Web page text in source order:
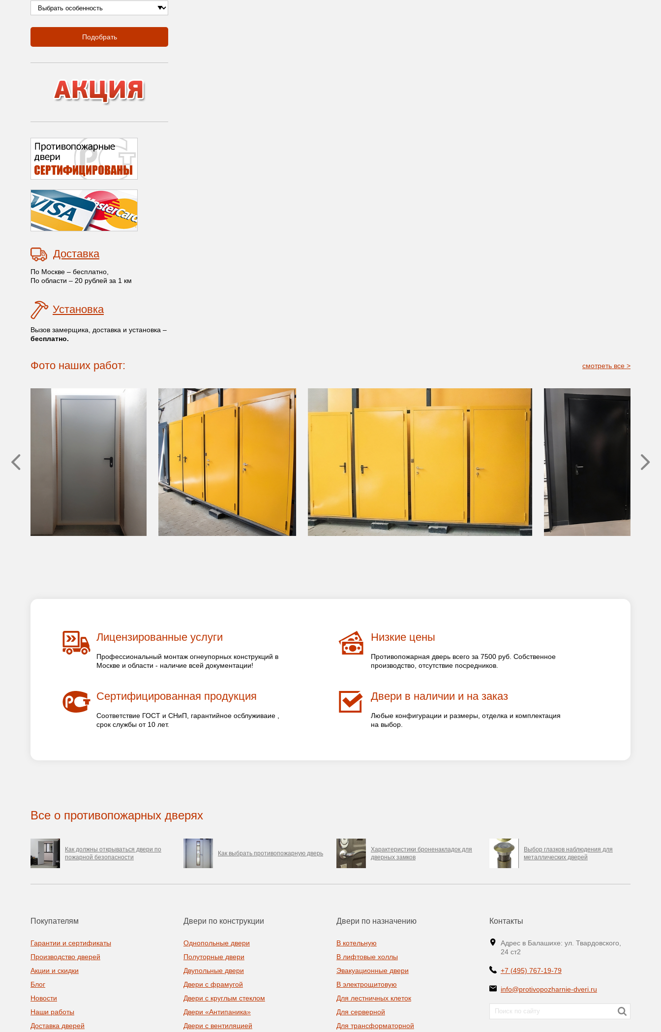
Подобрать
Доставка
По Москве – бесплатно,
По области – 20 рублей за 1 км
Установка
Вызов замерщика, доставка и установка –
бесплатно.
Фото наших работ: смотреть все >
Лицензированные услуги
Профессиональный монтаж огнеупорных конструкций в
Москве и области - наличие всей документации!
Низкие цены
Противопожарная дверь всего за 7500 руб. Собственное
производство, отсутствие посредников.
Сертифицированная продукция
Соответствие ГОСТ и СНиП, гарантийное осблуживаие ,
срок службы от 10 лет.
Двери в наличии и на заказ
Любые конфигурации и размеры, отделка и комплектация
на выбор.
Все о противопожарных дверях
Как должны открываться двери по
пожарной безопасности
Как выбрать противопожарную дверь
Характеристики броненакладок для
дверных замков
Выбор глазков наблюдения для
металлических дверей
Покупателям
Гарантии и сертификаты
Производство дверей
Акции и скидки
Блог
Новости
Наши работы
Доставка дверей
Двери по конструкции
Однопольные двери
Полуторные двери
Двупольные двери
Двери с фрамугой
Двери с круглым стеклом
Двери «Антипаника»
Двери с вентиляцией
Двери по назначению
В котельную
В лифтовые холлы
Эвакуационные двери
В электрощитовую
Для лестничных клеток
Для серверной
Для трансформаторной
Контакты
Адрес в Балашихе: ул. Твардовского,
24 ст2
+7 (495) 767-19-79
info@protivopozharnie-dveri.ru